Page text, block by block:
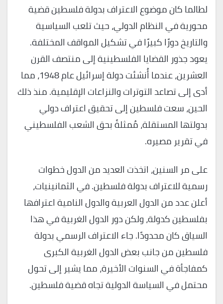
لطالما كان موضوع الاعتراف بدولة فلسطين قضية
محورية في النظام الدولي، حيث تلعب السياسية
والتاريخ دورًا كبيرًا في تشكيل المواقف المختلفة.
يعود جذور القضايا الفلسطينية إلى منتصف القرن
العشرين، عندما أُنشئت دولة إسرائيل عام 1948، مما
أدى إلى تصاعد التوترات والنزاعات الإقليمية. منذ ذلك
الحين، سعت فلسطين إلى تحقيق اعتراف دولي
بدولتها المستقلة، مُمثلةً بحق الشعب الفلسطيني
في تقرير مصيره.
على مر السنين، اتخذت العديد من الدول خطوات
رسمية للاعتراف بدولة فلسطين. في الثمانينيات،
أعلن عدد من الدول العربية والدول النامية اعترافها
بفلسطين كدولة، ولكن دور الدول الغربية في هذا
السياق كان محدودًا. جاء الاعتراف الرسمي بدولة
فلسطين من جانب بعض الدول الغربية الكبرى
كمفاجأة في السنوات الأخيرة، مما يشير إلى تحول
محتمل في السياسة الدولية تجاه قضية فلسطين.